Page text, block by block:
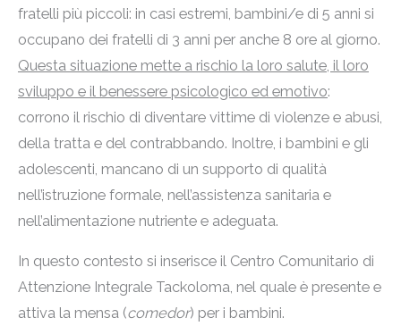
fratelli più piccoli: in casi estremi, bambini/e di 5 anni si
occupano dei fratelli di 3 anni per anche 8 ore al giorno.
Questa situazione mette a rischio la loro salute, il loro
sviluppo e il benessere psicologico ed emotivo:
corrono il rischio di diventare vittime di violenze e abusi,
della tratta e del contrabbando. Inoltre, i bambini e gli
adolescenti, mancano di un supporto di qualità
nell’istruzione formale, nell’assistenza sanitaria e
nell’alimentazione nutriente e adeguata.
In questo contesto si inserisce il Centro Comunitario di
Attenzione Integrale Tackoloma, nel quale è presente e
attiva la mensa (comedor) per i bambini.